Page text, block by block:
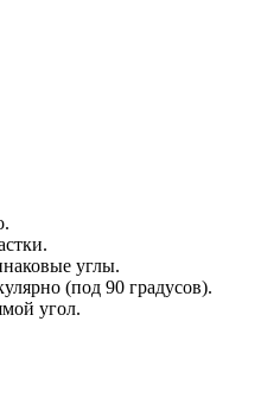
углы.
(под 90 градусов).
угол.